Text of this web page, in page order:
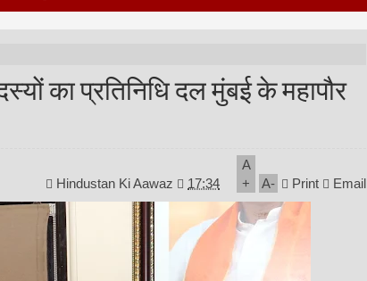
का प्रतिनिधि दल मुंबई के महापौर
Hindustan Ki Aawaz 17:34
A
+
A- Print Email